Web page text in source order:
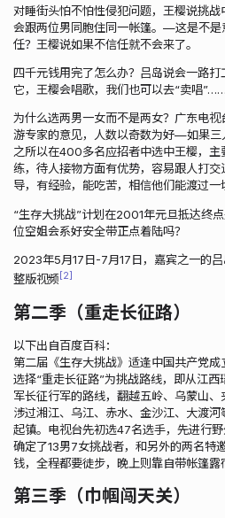
对睡街头怕不怕性侵犯问题，王樱说挑
会跟两位男同胞住同一帐篷。—这是不是
任？王樱说如果不信任就不会来了。
四千元钱用完了怎么办？吕岛说会一路
它，王樱会唱歌，我们也可以去“卖唱”……
为什么选两男一女而不是两女？广东电
游专家的意见，人数以奇数为好—如果三
之所以在400多名应招者中选中王樱，主
练，待人接物方面有优势，容易跟人打
导，有经验，能吃苦，相信他们能渡过一
“生存大挑战”计划在2001年元旦抵达终
位空姐会系好安全带正点着陆吗？
2023年5月17日-7月17日，嘉宾之一的
整版视频 2
第二季（重走长征路）
以下出自百度百科：
第二届《生存大挑战》适逢中国共产党
选择“重走长征路”为挑战路线，即从江
军长征行军的路线，翻越五岭、乌蒙山、
涉过湘江、乌江、赤水、金沙江、大渡
起镇。电视台先初选47名选手，先进行
确定了13男7女挑战者，和另外的两名特
钱，全程都要徒步，晚上则靠自带帐篷露
第三季（巾帼闯天关）